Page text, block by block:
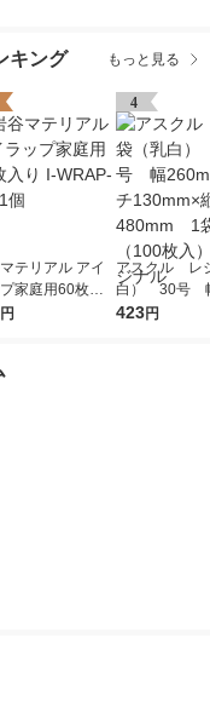
キング もっと見る
テリアル アイ
家庭用60枚入
HT 1個
円
4
アスクル レ
白） 30号
m×マチ
423円